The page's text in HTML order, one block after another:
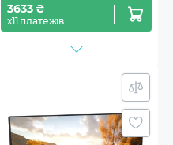
3633 ₴
х11 платежів